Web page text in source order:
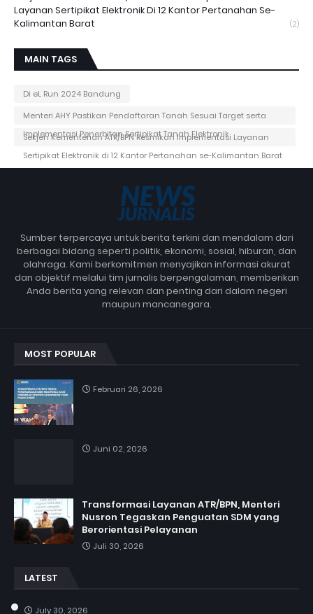
Layanan Sertipikat Elektronik Di 12 Kantor Pertanahan Se-
Kalimantan Barat
(2)
MAIN TAGS
Di eL Run 2024 Bandung
Menteri AHY Pastikan Pendaftaran Tanah Sesuai Target serta
Implementasi Penerbitan Sertipikat Tanah Elektronik
Sekjen Kementerian ATR/BPN Resmikan Implementasi Layanan
Sertipikat Elektronik di 12 Kantor Pertanahan se-Kalimantan Barat
Sumber terpercaya untuk berita terkini dan mendalam dari
berbagai bidang seperti politik, ekonomi, sosial, hiburan, dan
olahraga. Kami berkomitmen menyajikan informasi akurat
dan objektif melalui tim jurnalis berpengalaman, memberikan
Anda berita yang relevan dan penting dari dalam negeri
maupun mancanegara.
MOST POPULAR
Februari 26, 2026
Juni 02, 2026
Transformasi Layanan ATR/BPN, Menteri
Nusron Tegaskan Penguatan SDM yang
Berorientasi Pelayanan
Juli 30, 2026
LATEST
July 30, 2026